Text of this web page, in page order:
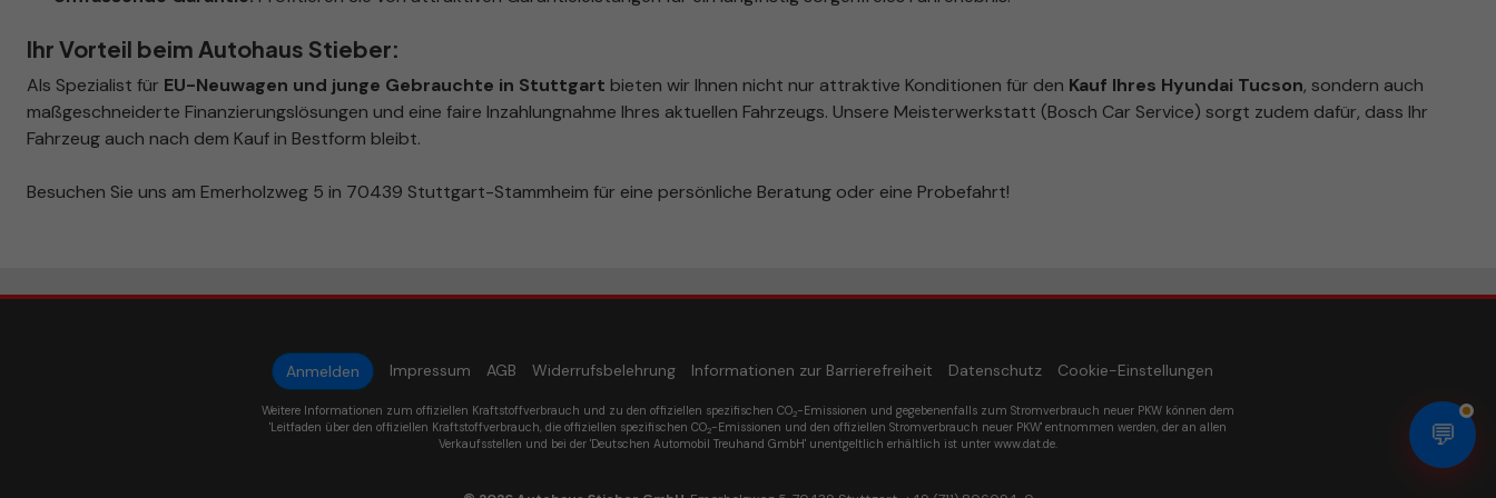
Ihr Vorteil beim Autohaus Stieber:
Als Spezialist für EU-Neuwagen und junge Gebrauchte in Stuttgart bieten wir Ihnen nicht nur attraktive Konditionen für den Kauf Ihres Hyundai Tucson, sondern auch
maßgeschneiderte Finanzierungslösungen und eine faire Inzahlungnahme Ihres aktuellen Fahrzeugs. Unsere Meisterwerkstatt (Bosch Car Service) sorgt zudem dafür, dass Ihr
Fahrzeug auch nach dem Kauf in Bestform bleibt.
Besuchen Sie uns am Emerholzweg 5 in 70439 Stuttgart-Stammheim für eine persönliche Beratung oder eine Probefahrt!
Anmelden Impressum AGB Widerrufsbelehrung Informationen zur Barrierefreiheit Datenschutz Cookie-Einstellungen
💬
Weitere Informationen zum offiziellen Kraftstoffverbrauch und zu den offiziellen spezifischen CO2-Emissionen und gegebenenfalls zum Stromverbrauch neuer PKW können dem
'Leitfaden über den offiziellen Kraftstoffverbrauch, die offiziellen spezifischen CO2-Emissionen und den offiziellen Stromverbrauch neuer PKW' entnommen werden, der an allen
Verkaufsstellen und bei der 'Deutschen Automobil Treuhand GmbH' unentgeltlich erhältlich ist unter www.dat.de.